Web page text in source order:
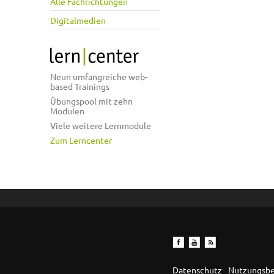
Digitalmedien
Neun umfangreiche web-
based Trainings
Übungspool mit zehn
Modulen
Viele weitere Lernmodule
Zum Lerncenter
Datenschutz